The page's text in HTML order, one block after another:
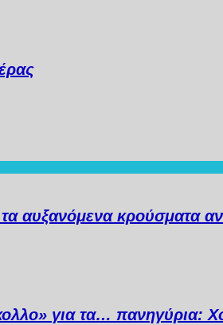
αυξανόμενα κρούσματα
για τα…